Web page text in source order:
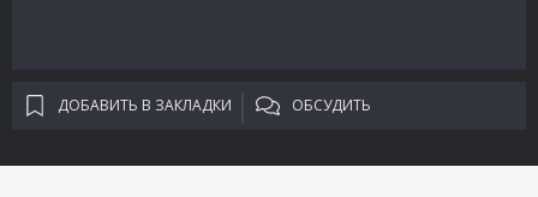
ДОБАВИТЬ В ЗАКЛАДКИ ОБСУДИТЬ